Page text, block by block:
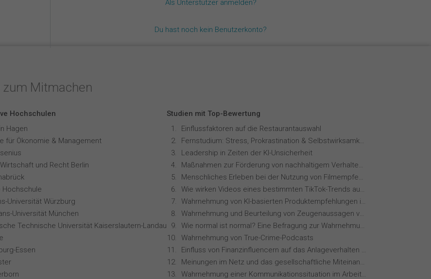
Als Unterstützer anmelden?
Du hast noch kein Benutzerkonto?
Mitmachen
Hochschulen
Hagen
für Ökonomie & Management
und Recht Berlin
Hochschule
Universität Würzburg
Universität München
Technische Universität Kaiserslautern-Landau
Essen
Studien mit Top-Bewertung
Einflussfaktoren auf die Restaurantauswahl
Fernstudium: Stress, Prokrastination & Selbstwirksamkeit
Leadership in Zeiten der KI-Unsicherheit
Maßnahmen zur Förderung von nachhaltigem Verhalten von Hotelgästen
Menschliches Erleben bei der Nutzung von Filmempfehlungssystemen
Wie wirken Videos eines bestimmten TikTok-Trends auf dich?
Wahrnehmung von KI-basierten Produktempfehlungen in Mode-Online-Shops
Wahrnehmung und Beurteilung von Zeugenaussagen vor Gericht
Wie normal ist normal? Eine Befragung zur Wahrnehmung von Essverhalten
Wahrnehmung von True-Crime-Podcasts
Einfluss von Finanzinfluencern auf das Anlageverhalten der Gen Z⁠
Meinungen im Netz und das gesellschaftliche Miteinander
Wahrnehmung einer Kommunikationssituation im Arbeitskontext